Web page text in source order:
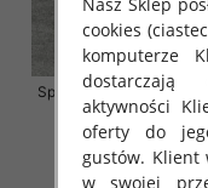
Spodnie damskie jeansy
30, 1 Kolor Paczka
57.00 zł
szczegóły
cookies
komputerze
dostarczają
aktywności
oferty do
gustów. Klient
w swojej